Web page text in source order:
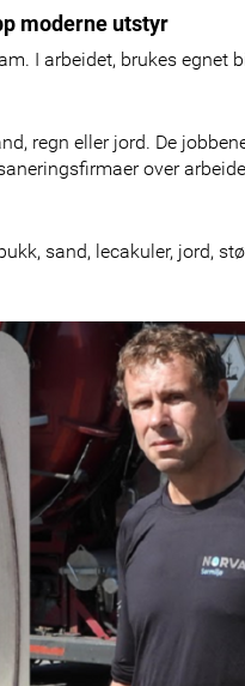
moderne utstyr
I arbeidet, brukes egnet
regn eller jord. De
over
sand, lecakuler, jord,